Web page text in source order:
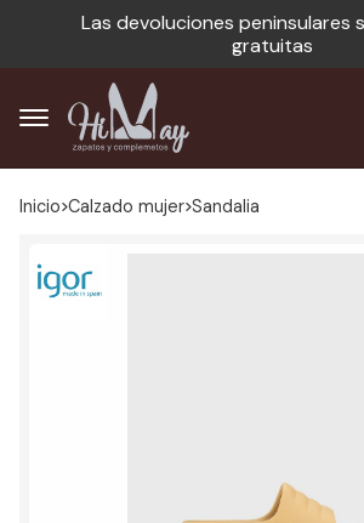
Las devoluciones peninsulares
gratuitas
Inicio calzado mujer sandalia